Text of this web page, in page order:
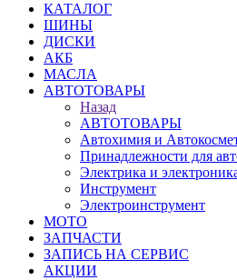
КАТАЛОГ
ШИНЫ
ДИСКИ
АКБ
МАСЛА
АВТОТОВАРЫ
Назад
АВТОТОВАРЫ
Автохимия и
Принадлежности для
Электрика и
Инструмент
Электроинструмент
МОТО
ЗАПЧАСТИ
ЗАПИСЬ НА СЕРВИС
АКЦИИ